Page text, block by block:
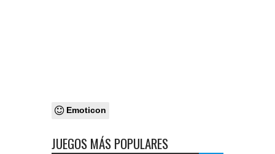
Emoticon
JUEGOS MÁS POPULARES